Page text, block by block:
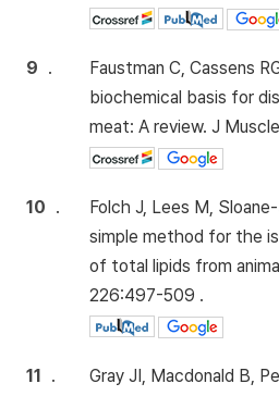
9 .
Faustman C, Cassens
biochemical basis for
meat: A review. J
10 .
Folch J, Lees M,
simple method for the
of total lipids from
226:497-509 .
11 .
Gray JI, Macdonald B,